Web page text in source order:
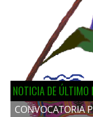
NOTICIA DE ÚLTIMO
CONVOCATORIA